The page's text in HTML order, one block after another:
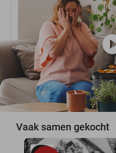
Vaak samen gekocht